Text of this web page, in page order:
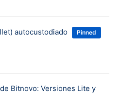
autocustodiado Pinned
Bitnovo: Versiones Lite y